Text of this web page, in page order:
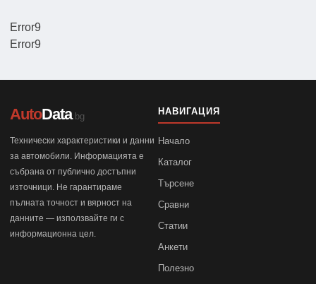
Error9
Error9
AutoData.bg
Технически характеристики и данни
за автомобили. Информацията е
събрана от публично достъпни
източници. Не гарантираме
пълната точност и вярност на
данните — използвайте ги с
информационна цел.
НАВИГАЦИЯ
Начало
Каталог
Търсене
Сравни
Статии
Анкети
Полезно